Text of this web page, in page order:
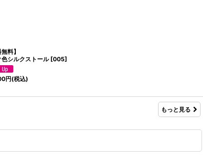
無料】
色シルクストール [005]
円(税込)
もっと見る